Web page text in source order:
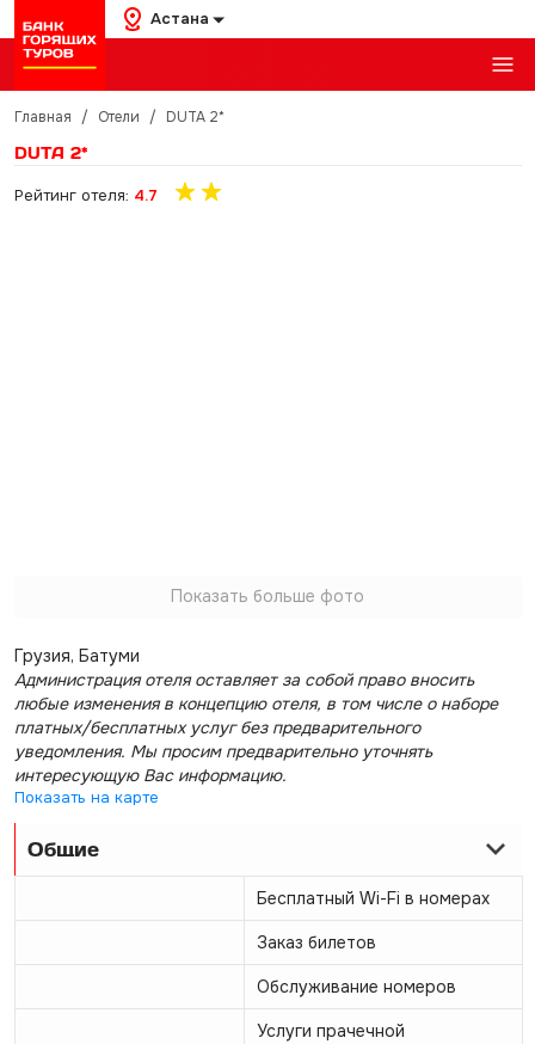
Астана
Главная / Отели / DUTA 2*
DUTA 2*
Рейтинг отеля: 4.7
Показать больше фото
Грузия, Батуми
Администрация отеля оставляет за собой право вносить
любые изменения в концепцию отеля, в том числе о наборе
платных/бесплатных услуг без предварительного
уведомления. Мы просим предварительно уточнять
интересующую Вас информацию.
Показать на карте
Общие
Бесплатный Wi-Fi в номерах
Заказ билетов
Обслуживание номеров
Услуги прачечной